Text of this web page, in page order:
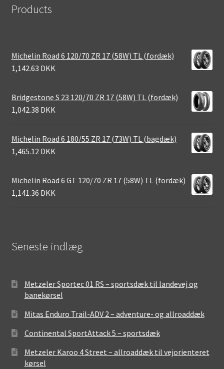
Products
Michelin Road 6 120/70 ZR 17 (58W) TL (fordæk)
1,142.63 DKK
Bridgestone S 23 120/70 ZR 17 (58W) TL (fordæk)
1,042.38 DKK
Michelin Road 6 180/55 ZR 17 (73W) TL (bagdæk)
1,465.12 DKK
Michelin Road 6 GT 120/70 ZR 17 (58W) TL (fordæk)
1,141.36 DKK
Seneste indlæg
Metzeler Sportec 01 RS – sportsdæk til landevej og
banekørsel
Mitas Enduro Trail-ADV 2 – adventure- og allroaddæk
Continental SportAttack 5 – sportsdæk
Metzeler Karoo 4 Street – allroaddæk til vejorienteret
kørsel